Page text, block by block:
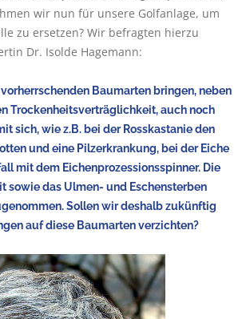
wir nun für unsere Golfanlage, um
zu ersetzen? Wir befragten hierzu
Dr. Isolde Hagemann:
Baumarten bringen, neben
Trockenheitsverträglichkeit, auch noch
sich, wie z.B. bei der Rosskastanie den
und eine Pilzerkrankung, bei der Eiche
mit dem Eichenprozessionsspinner. Die
sowie das Ulmen- und Eschensterben
Sollen wir deshalb zukünftig
auf diese Baumarten verzichten?